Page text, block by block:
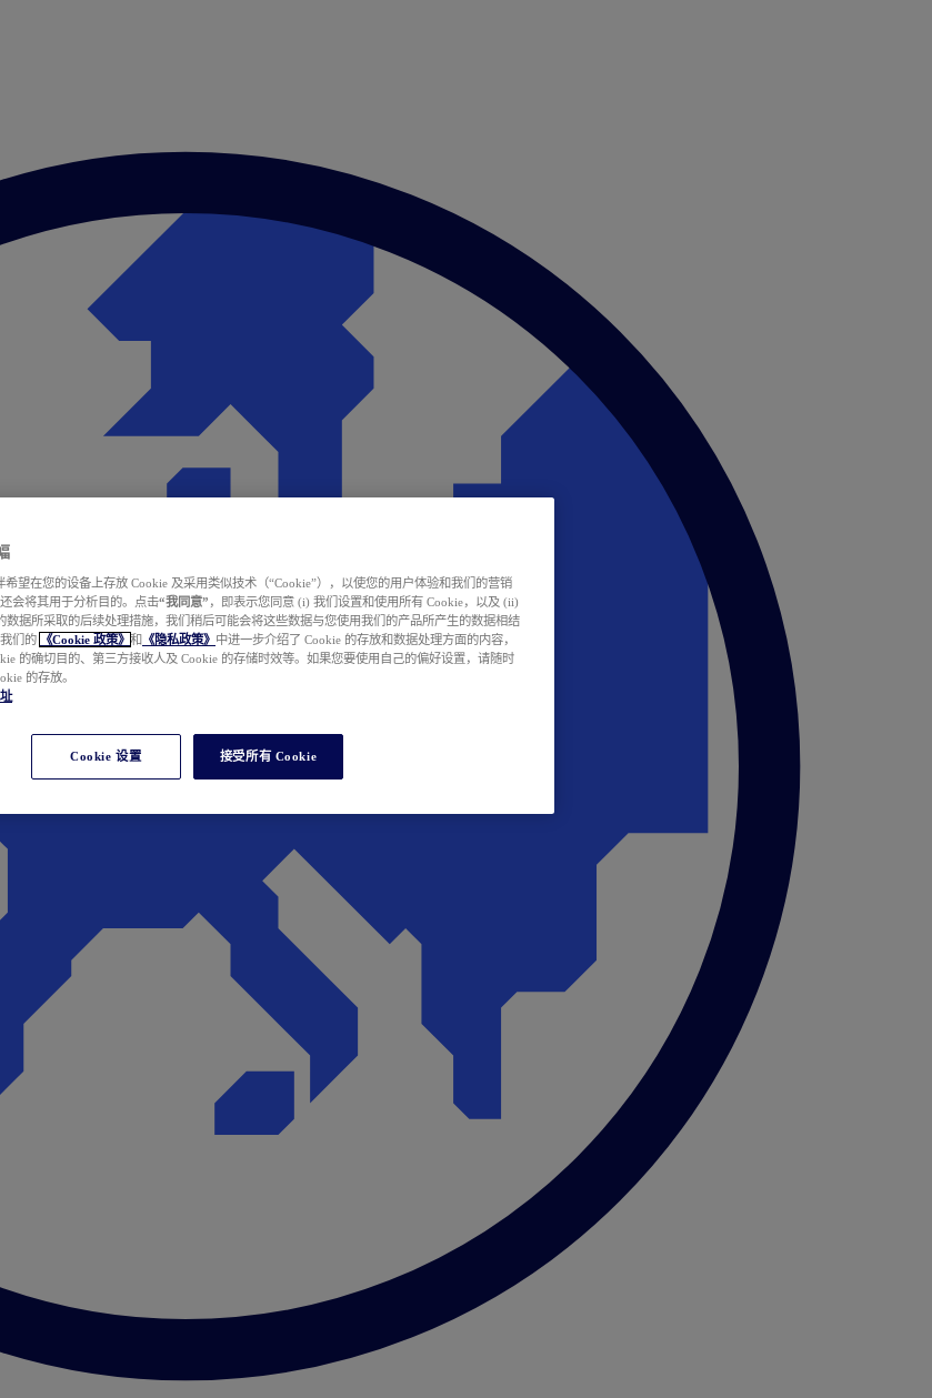
希望在您的设备上存放 Cookie 及采用类似技术（“Cookie”），以使您的用户体验和我们的营销
会将其用于分析目的。点击“我同意” ，即表示您同意 (i) 我们设置和使用所有 Cookie，以及 (ii)
数据所采取的后续处理措施，我们稍后可能会将这些数据与您使用我们的产品所产生的数据相结
们的
《Cookie 政策》 和 《隐私政策》 中进一步介绍了 Cookie 的存放和数据处理方面的内容，
的确切目的、第三方接收人及 Cookie 的存储时效等。如果您要使用自己的偏好设置，请随时
的存放。
Cookie 设置 接受所有 Cookie